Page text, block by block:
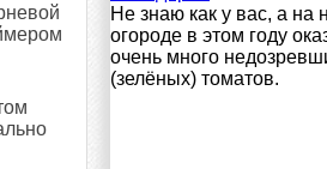
Не знаю как у вас, а на
огороде в этом году
очень много
(зелёных) томатов.